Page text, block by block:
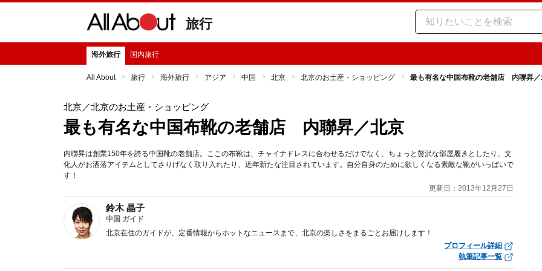
旅行
海外旅行 国内旅行
All About 旅行 海外旅行 アジア 中国 北京 北京のお土産・ショッピング 最も有名な中国布靴の老舗店 内聯昇／
北京／北京のお土産・ショッピング
最も有名な中国布靴の老舗店 内聯昇／北京
内聯昇は創業150年を誇る中国靴の老舗店。ここの布靴は、チャイナドレスに合わせるだけでなく、ちょっと贅沢な部屋履きとしたり、文
化人がお洒落アイテムとしてさりげなく取り入れたり、近年新たな注目されています。自分自身のために欲しくなる素敵な靴がいっぱいで
す！
更新日：2013年12月27日
鈴木 晶子
中国 ガイド
北京在住のガイドが、定番情報からホットなニュースまで、北京の楽しさをまるごとお届けします！
プロフィール詳細
執筆記事一覧